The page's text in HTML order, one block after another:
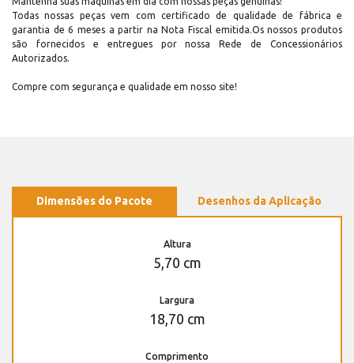
Todas nossas peças vem com certificado de qualidade de fábrica e
garantia de 6 meses a partir na Nota Fiscal emitida.Os nossos produtos
são fornecidos e entregues por nossa Rede de Concessionários
Autorizados.
Compre com segurança e qualidade em nosso site!
Dimensões do Pacote Desenhos da Aplicação
Altura
5,70 cm
Largura
18,70 cm
Comprimento